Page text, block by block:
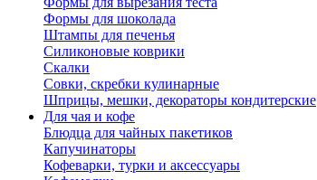
Формы для шоколада
Штампы для печенья
Силиконовые коврики
Скалки
Совки, скребки кулинарные
Шприцы, мешки, декораторы кондитерские
Для чая и кофе
Блюдца для чайных пакетиков
Капучинаторы
Кофеварки, турки и аксессуары